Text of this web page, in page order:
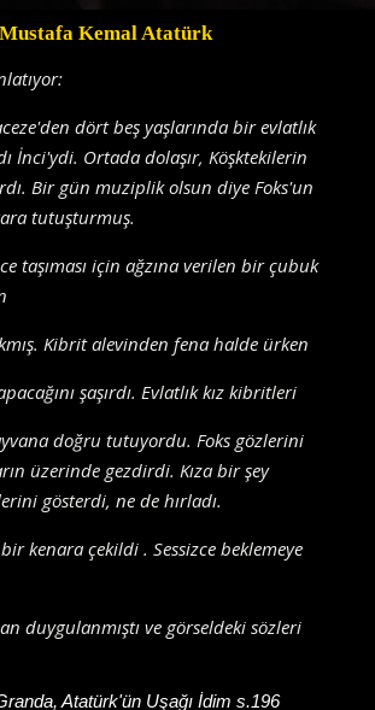
Mustafa Kemal Atatürk
dört beş yaşlarında bir evlatlık
İnci'ydi. Ortada dolaşır, Köşktekilerin
Bir gün muziplik olsun diye Foks'un
tutuşturmuş.
taşıması için ağzına verilen bir çubuk
Kibrit alevinden fena halde ürken
şaşırdı. Evlatlık kız kibritleri
doğru tutuyordu. Foks gözlerini
üzerinde gezdirdi. Kıza bir şey
gösterdi, ne de hırladı.
kenara çekildi . Sessizce beklemeye
duygulanmıştı ve görseldeki sözleri
Atatürk'ün Uşağı İdim s.196